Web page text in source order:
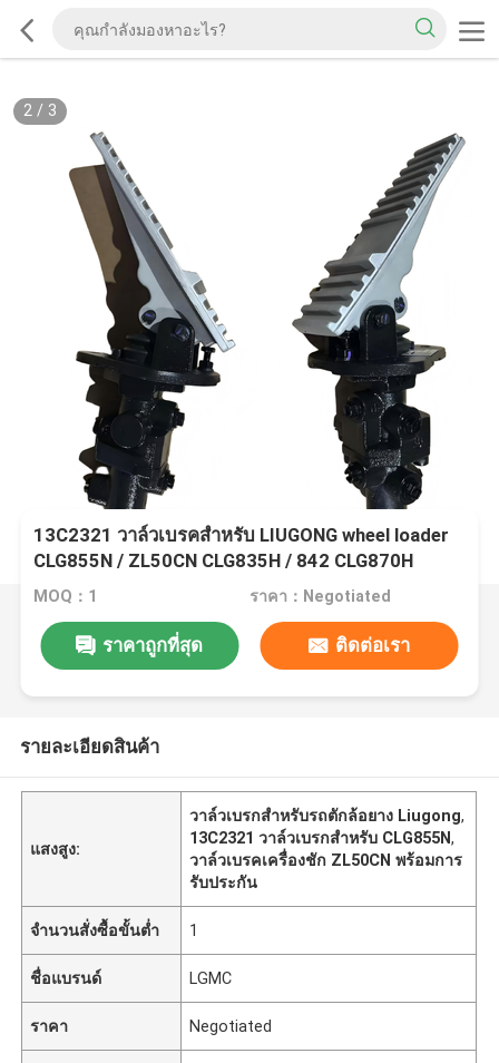
2/ 3
13C2321 วาล์วเบรคสําหรับ LIUGONG wheel loader
CLG855N / ZL50CN CLG835H / 842 CLG870H
MOQ：1 ราคา：Negotiated
ราคาถูกที่สุด ติดต่อเรา
รายละเอียดสินค้า
แสงสูง:
วาล์วเบรกสำหรับรถตักล้อยาง Liugong,
13C2321 วาล์วเบรกสําหรับ CLG855N,
วาล์วเบรคเครื่องชัก ZL50CN พร้อมการ
รับประกัน
จำนวนสั่งซื้อขั้นต่ำ 1
ชื่อแบรนด์ LGMC
ราคา Negotiated